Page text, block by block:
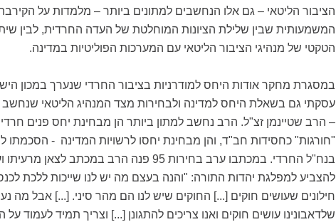
הציבור הליטאי – גם אלו הנחשבים למתונים ביותר – מלמדות על
המשמעותית שבין שלילת הציונות המוחלטת של העדה החרדית, לבין
הטקטי של מנהיגי הציבור הליטאי עם המערכות הפוליטיות במדינה.
במסגרת מחקר אודות היחס למודרניות בציבור החרדי שנערך במכון
עסקתי גם בשאלת היחס למדינה ולבחירות מצד המנהיג הליטאי שנחשב
– הרב שטיינמן זצ"ל. הרב נחשב למתון ביותר הן מבחינת יחס פנים
"חורגות" כחסידות חב"ד, והן מבחינת יחסו לרשויות המדינה - הסכמתו
בנח"ל החרדי. במכתבו ערב בחירות 95 פנה הרב במכתב
להצביע למפלגת יהדות התורה: "והנה בעצם מה יש לנו שייכות ללכת
חילונים שעושים חוקים [...] החוקים שיש לנו הם מהר סיני. [...] אבל מה
שלדאבונינו עושים חוקים ואנו צריכים להתגונן [...] וצריך תמיד לעמוד